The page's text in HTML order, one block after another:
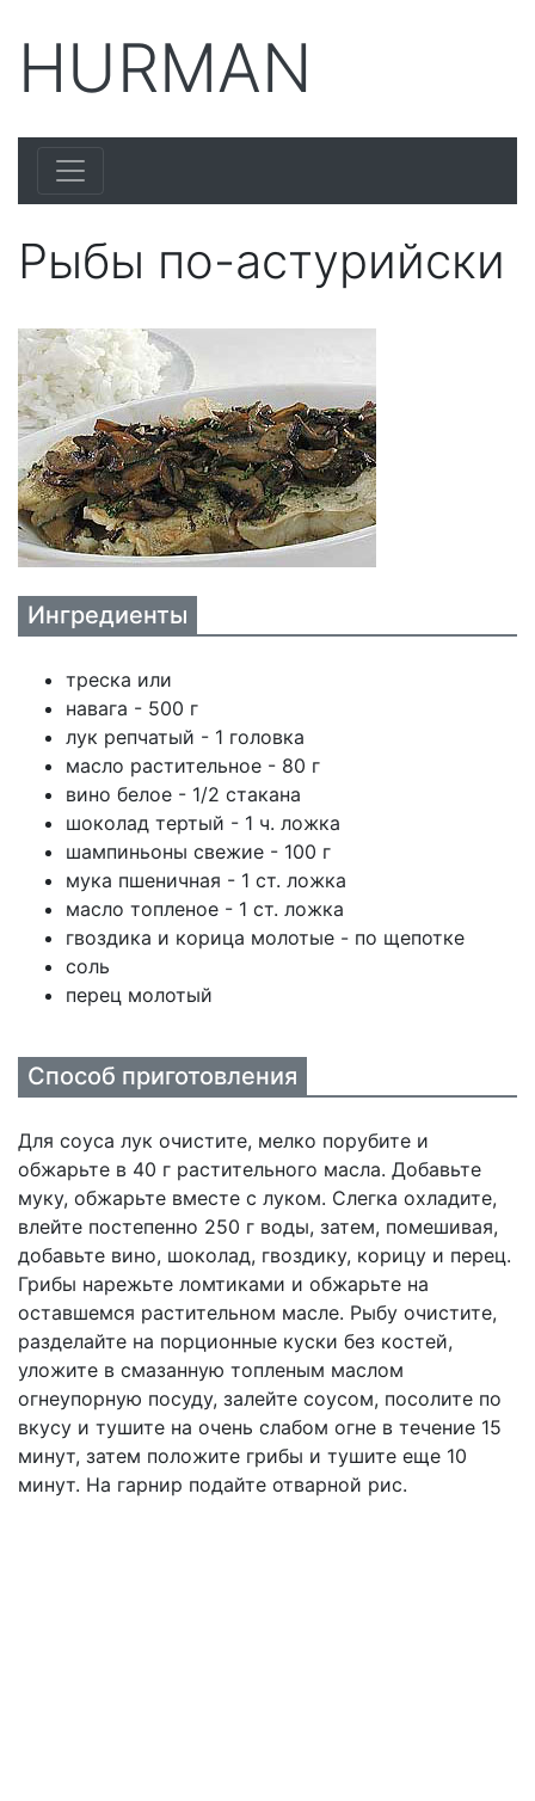
HURMAN
Рыбы по-астурийски
Ингредиенты
треска или
навага - 500 г
лук репчатый - 1 головка
масло растительное - 80 г
вино белое - 1/2 стакана
шоколад тертый - 1 ч. ложка
шампиньоны свежие - 100 г
мука пшеничная - 1 ст. ложка
масло топленое - 1 ст. ложка
гвоздика и корица молотые - по щепотке
соль
перец молотый
Способ приготовления
Для соуса лук очистите, мелко порубите и
обжарьте в 40 г растительного масла. Добавьте
муку, обжарьте вместе с луком. Слегка охладите,
влейте постепенно 250 г воды, затем, помешивая,
добавьте вино, шоколад, гвоздику, корицу и перец.
Грибы нарежьте ломтиками и обжарьте на
оставшемся растительном масле. Рыбу очистите,
разделайте на порционные куски без костей,
уложите в смазанную топленым маслом
огнеупорную посуду, залейте соусом, посолите по
вкусу и тушите на очень слабом огне в течение 15
минут, затем положите грибы и тушите еще 10
минут. На гарнир подайте отварной рис.